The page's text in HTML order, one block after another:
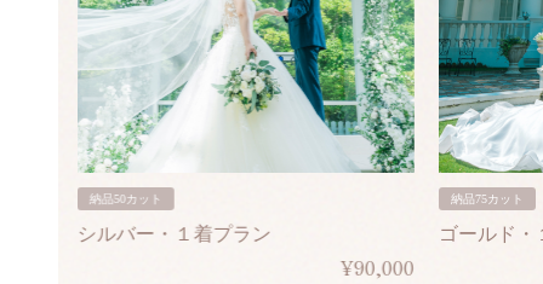
納品50カット
シルバー・１着プラン
¥90,000
納品75カット
ゴールド・